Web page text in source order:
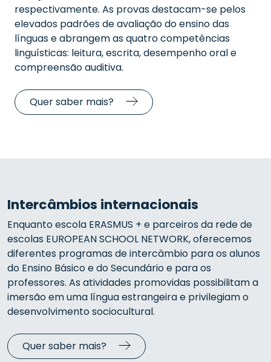
respectivamente. As provas destacam-se pelos
elevados padrões de avaliação do ensino das
línguas e abrangem as quatro competências
linguísticas: leitura, escrita, desempenho oral e
compreensão auditiva.
Quer saber mais?
Intercâmbios internacionais
Enquanto escola ERASMUS + e parceiros da rede de
escolas EUROPEAN SCHOOL NETWORK, oferecemos
diferentes programas de intercâmbio para os alunos
do Ensino Básico e do Secundário e para os
professores. As atividades promovidas possibilitam a
imersão em uma língua estrangeira e privilegiam o
desenvolvimento sociocultural.
Quer saber mais?